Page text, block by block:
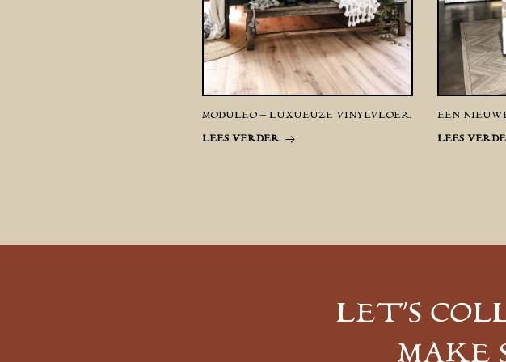
MODULEO – LUXUEUZE VINYLVLOER.
LEES VERDER
EEN
LEES
LET’S
MAKE